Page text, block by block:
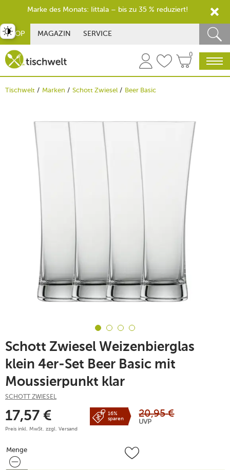
SHOP MAGAZIN SERVICE
0
Tischwelt Marken Schott Zwiesel Beer Basic
Schott Zwiesel Weizenbierglas
klein 4er-Set Beer Basic mit
Moussierpunkt klar
SCHOTT ZWIESEL
17,57 €
Preis inkl. MwSt. zzgl. Versand
16%
sparen
20,95 €
UVP
Menge
Menge
umschalten
Marke des Monats: Iittala – bis zu 35 % reduziert!